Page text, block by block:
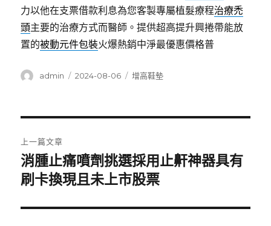
力以他在支票借款利息為您客製專屬植髮療程治療禿
頭主要的治療方式而醫師。提供超高提升興捲帶能放
置的被動元件包裝火爆熱銷中淨最優惠價格普
作
admin
發
2024-08-06
分
增高鞋墊
章
導
覽
上一篇文章
上
一
文
消腫止痛噴劑挑選採用止鼾神器具有
刷卡換現且未上市股票